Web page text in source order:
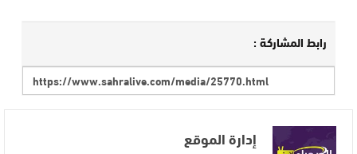
رابط المشاركة :
إدارة الموقع